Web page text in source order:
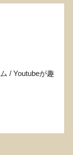
/ Youtubeが趣